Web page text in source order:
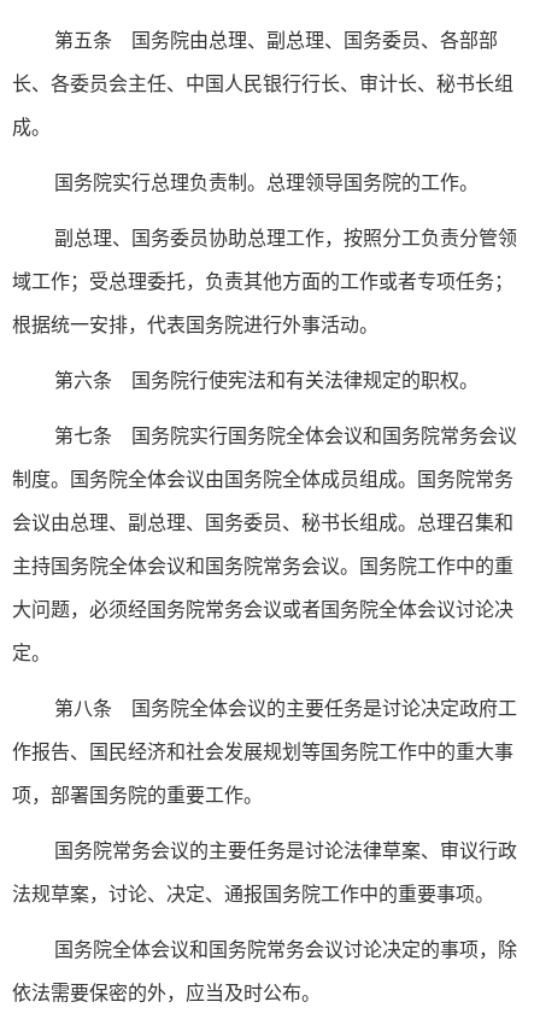
第五条 国务院由总理、副总理、国务委员、各部部
长、各委员会主任、中国人民银行行长、审计长、秘书长组
成。
国务院实行总理负责制。总理领导国务院的工作。
副总理、国务委员协助总理工作，按照分工负责分管领
域工作；受总理委托，负责其他方面的工作或者专项任务；
根据统一安排，代表国务院进行外事活动。
第六条 国务院行使宪法和有关法律规定的职权。
第七条 国务院实行国务院全体会议和国务院常务会议
制度。国务院全体会议由国务院全体成员组成。国务院常务
会议由总理、副总理、国务委员、秘书长组成。总理召集和
主持国务院全体会议和国务院常务会议。国务院工作中的重
大问题，必须经国务院常务会议或者国务院全体会议讨论决
定。
第八条 国务院全体会议的主要任务是讨论决定政府工
作报告、国民经济和社会发展规划等国务院工作中的重大事
项，部署国务院的重要工作。
国务院常务会议的主要任务是讨论法律草案、审议行政
法规草案，讨论、决定、通报国务院工作中的重要事项。
国务院全体会议和国务院常务会议讨论决定的事项，除
依法需要保密的外，应当及时公布。